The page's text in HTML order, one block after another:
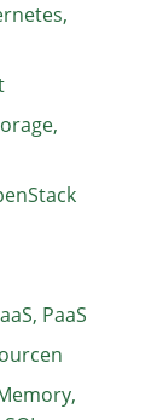
PaaS